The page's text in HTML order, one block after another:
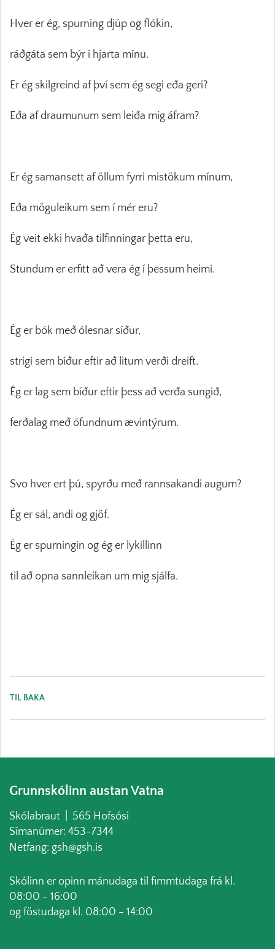
Hver er ég, spurning djúp og flókin,
ráðgáta sem býr í hjarta mínu.
Er ég skilgreind af því sem ég segi eða geri?
Eða af draumunum sem leiða mig áfram?
Er ég samansett af öllum fyrri mistökum mínum,
Eða möguleikum sem í mér eru?
Ég veit ekki hvaða tilfinningar þetta eru,
Stundum er erfitt að vera ég í þessum heimi.
Ég er bók með ólesnar síður,
strigi sem bíður eftir að litum verði dreift.
Ég er lag sem bíður eftir þess að verða sungið,
ferðalag með ófundnum ævintýrum.
Svo hver ert þú, spyrðu með rannsakandi augum?
Ég er sál, andi og gjöf.
Ég er spurningin og ég er lykillinn
til að opna sannleikan um mig sjálfa.
TIL BAKA
Grunnskólinn austan Vatna
Skólabraut | 565 Hofsósi
Símanúmer: 453-7344
Netfang: gsh@gsh.is
Skólinn er opinn mánudaga til fimmtudaga frá kl.
08:00 - 16:00
og föstudaga kl. 08:00 - 14:00